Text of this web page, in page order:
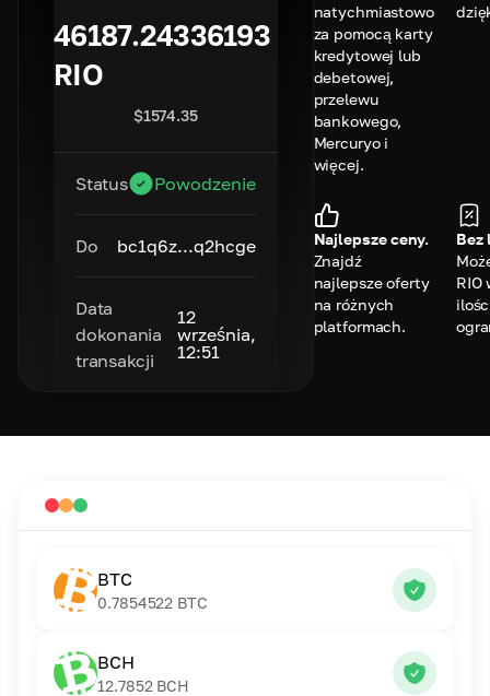
46187.24336193
RIO
$1574.35
Status Powodzenie
Do bc1q6z...q2hcge
Data
dokonania
transakcji
12
września,
12:51
natychmiastowo
za pomocą karty
kredytowej lub
debetowej,
przelewu
bankowego,
Mercuryo i
więcej.
Najlepsze ceny.
Znajdź
najlepsze oferty
na różnych
platformach.
Bez
RIO
BTC
0.7854522 BTC
BCH
12.7852 BCH